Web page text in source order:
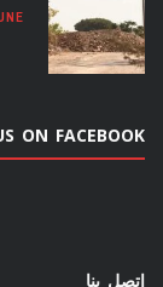
ON FACEBOOK
اتصل بنا